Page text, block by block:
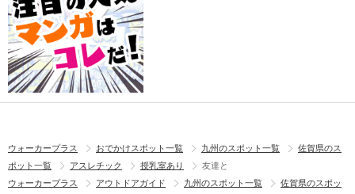
ウォーカープラス おでかけスポット一覧 九州のスポット一覧
佐賀県のス
ポット一覧
アスレチック 授乳室あり
友達と
ウォーカープラス
アウトドアガイド 九州のスポット一覧
佐賀県のスポッ